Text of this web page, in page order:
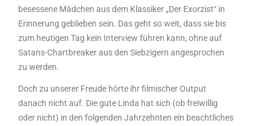
besessene Mädchen aus dem Klassiker „Der Exorzist“ in
Erinnerung geblieben sein. Das geht so weit, dass sie bis
zum heutigen Tag kein Interview führen kann, ohne auf
Satans-Chartbreaker aus den Siebzigern angesprochen
zu werden.
Doch zu unserer Freude hörte ihr filmischer Output
danach nicht auf. Die gute Linda hat sich (ob freiwillig
oder nicht) in den folgenden Jahrzehnten ein beachtliches